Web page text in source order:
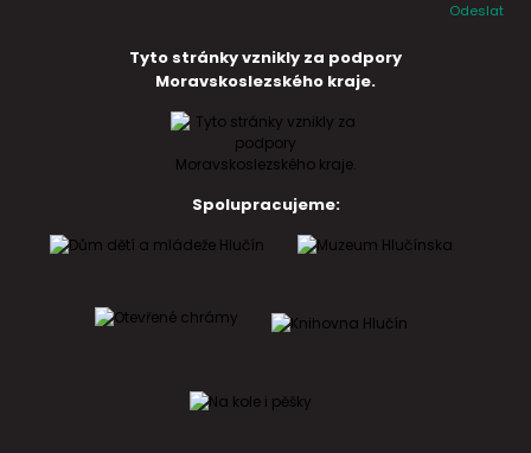
Odeslat
Tyto stránky vznikly za podpory
Moravskoslezského kraje.
Spolupracujeme: